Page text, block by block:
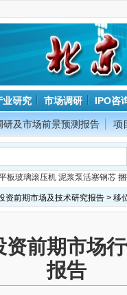
业研究 市场调研 IPO咨
及市场前景预测报告 项
板玻璃滚压机 泥浆泵活塞钢芯
资前期市场及技术研究报告> 移
前期市场
报告